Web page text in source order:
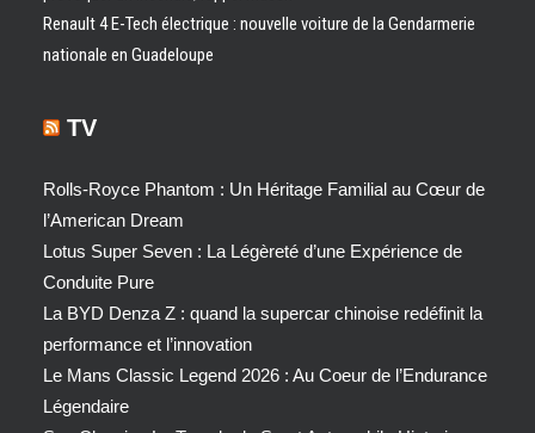
Renault 4 E-Tech électrique : nouvelle voiture de la Gendarmerie
nationale en Guadeloupe
TV
Rolls-Royce Phantom : Un Héritage Familial au Cœur de
l’American Dream
Lotus Super Seven : La Légèreté d’une Expérience de
Conduite Pure
La BYD Denza Z : quand la supercar chinoise redéfinit la
performance et l’innovation
Le Mans Classic Legend 2026 : Au Coeur de l’Endurance
Légendaire